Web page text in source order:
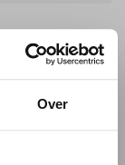
Over